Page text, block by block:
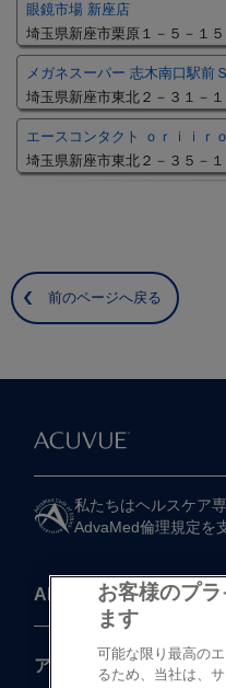
眼鏡市場 新座店
埼玉県新座市栗原１－５－１５
メガネスーパー 志木南口駅前
埼玉県新座市東北２－３１－１
エースコンタクト ｏｒｉｉｒ
埼玉県新座市東北２－３５－１
前のページへ戻る
私たちは​ヘルスケア
AdvaMed倫理規定を​
About
アキュビュー®製品
お客様のプ
ます
可能な限り最高の
るため、当社は、